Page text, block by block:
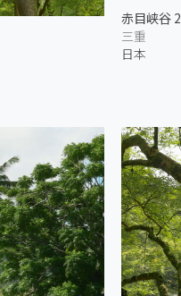
赤目峡谷 2
三重
日本